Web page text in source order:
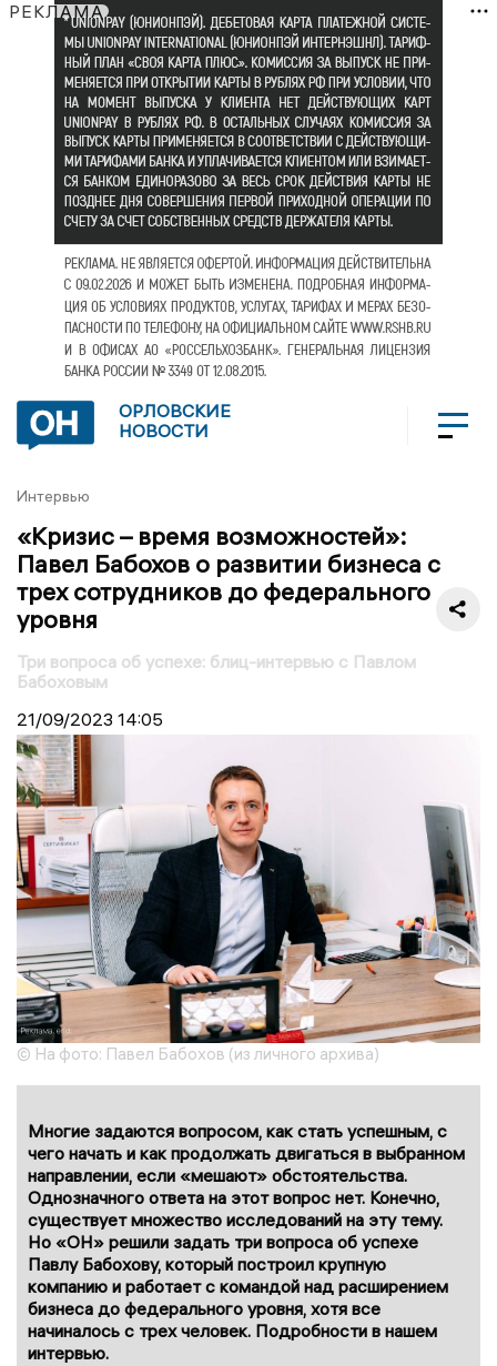
РЕКЛАМА
ОРЛОВСКИЕ
НОВОСТИ
Интервью
«Кризис – время возможностей»:
Павел Бабохов о развитии бизнеса с
трех сотрудников до федерального
уровня
Три вопроса об успехе: блиц-интервью с Павлом
Бабоховым
21/09/2023 14:05
© На фото: Павел Бабохов (из личного архива)
Многие задаются вопросом, как стать успешным, с
чего начать и как продолжать двигаться в выбранном
направлении, если «мешают» обстоятельства.
Однозначного ответа на этот вопрос нет. Конечно,
существует множество исследований на эту тему.
Но «ОН» решили задать три вопроса об успехе
Павлу Бабохову, который построил крупную
компанию и работает с командой над расширением
бизнеса до федерального уровня, хотя все
начиналось с трех человек. Подробности в нашем
интервью.